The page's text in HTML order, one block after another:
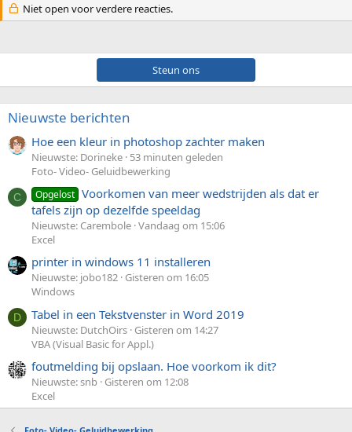
Niet open voor verdere reacties.
Steun ons
Nieuwste berichten
Hoe een kleur in photoshop zachter maken
Nieuwste: Dorineke 53 minuten geleden
Foto- Video- Geluidbewerking
C Opgelost Voorkomen van meer wedstrijden als dat er
tafels zijn op dezelfde speeldag
Nieuwste: Carembole Vandaag om 15:06
Excel
printer in windows 11 installeren
Nieuwste: jobo182 Gisteren om 16:05
Windows
D Tabel in een Tekstvenster in Word 2019
Nieuwste: DutchOirs Gisteren om 14:27
VBA (Visual Basic for Appl.)
foutmelding bij opslaan. Hoe voorkom ik dit?
Nieuwste: snb Gisteren om 12:08
Excel